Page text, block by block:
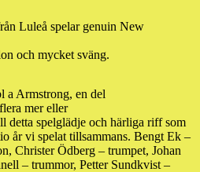
Luleå spelar genuin New
och mycket sväng.
a Armstrong, en del
mer eller
detta spelglädje och härliga riff som
år vi spelat tillsammans. Bengt Ek –
Christer Ödberg – trumpet, Johan
– trummor, Petter Sundkvist –